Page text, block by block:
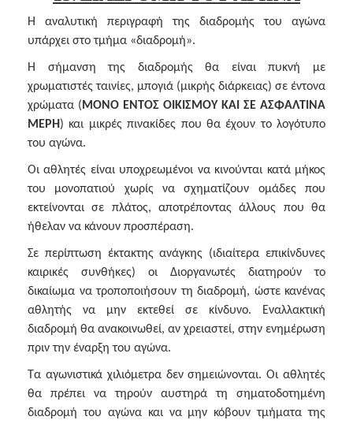
Η αναλυτική περιγραφή της διαδρομής του αγώνα
υπάρχει στο τμήμα «διαδρομή».
Η σήμανση της διαδρομής θα είναι πυκνή με
χρωματιστές ταινίες, μπογιά (μικρής διάρκειας) σε έντονα
χρώματα ( ΜΟΝΟ ΕΝΤΟΣ ΟΙΚΙΣΜΟΥ ΚΑΙ ΣΕ ΑΣΦΑΛΤΙΝΑ
ΜΕΡΗ) και μικρές πινακίδες που θα έχουν το λογότυπο
του αγώνα.
Οι αθλητές είναι υποχρεωμένοι να κινούνται κατά μήκος
του μονοπατιού χωρίς να σχηματίζουν ομάδες που
εκτείνονται σε πλάτος, αποτρέποντας άλλους που θα
ήθελαν να κάνουν προσπέραση.
Σε περίπτωση έκτακτης ανάγκης (ιδιαίτερα επικίνδυνες
καιρικές συνθήκες) οι Διοργανωτές διατηρούν το
δικαίωμα να τροποποιήσουν τη διαδρομή, ώστε κανένας
αθλητής να μην εκτεθεί σε κίνδυνο. Εναλλακτική
διαδρομή θα ανακοινωθεί, αν χρειαστεί, στην ενημέρωση
πριν την έναρξη του αγώνα.
Τα αγωνιστικά χιλιόμετρα δεν σημειώνονται. Οι αθλητές
θα πρέπει να τηρούν αυστηρά τη σηματοδοτημένη
διαδρομή του αγώνα και να μην κόβουν τμήματα της